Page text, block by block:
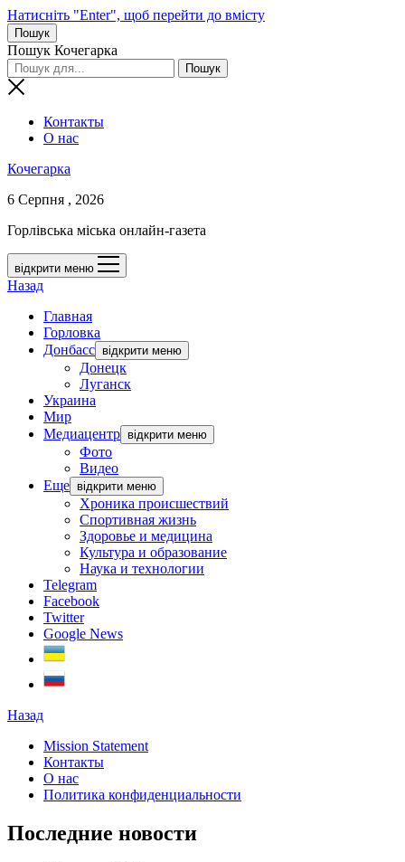
Натисніть "Enter", щоб перейти до вмісту
Пошук
Пошук Кочегарка
Контакты
О нас
Кочегарка
6 Серпня , 2026
Горлівська міська онлайн-газета
відкрити меню
Назад
Главная
Горловка
Донбасс відкрити меню
Донецк
Луганск
Украина
Мир
Медиацентр відкрити меню
Фото
Видео
Еще відкрити меню
Хроника происшествий
Спортивная жизнь
Здоровье и медицина
Культура и образование
Наука и технологии
Telegram
Facebook
Twitter
Google News
Назад
Mission Statement
Контакты
О нас
Политика конфиденциальности
Последние новости